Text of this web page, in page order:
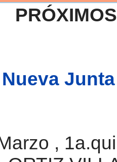
Nueva
,